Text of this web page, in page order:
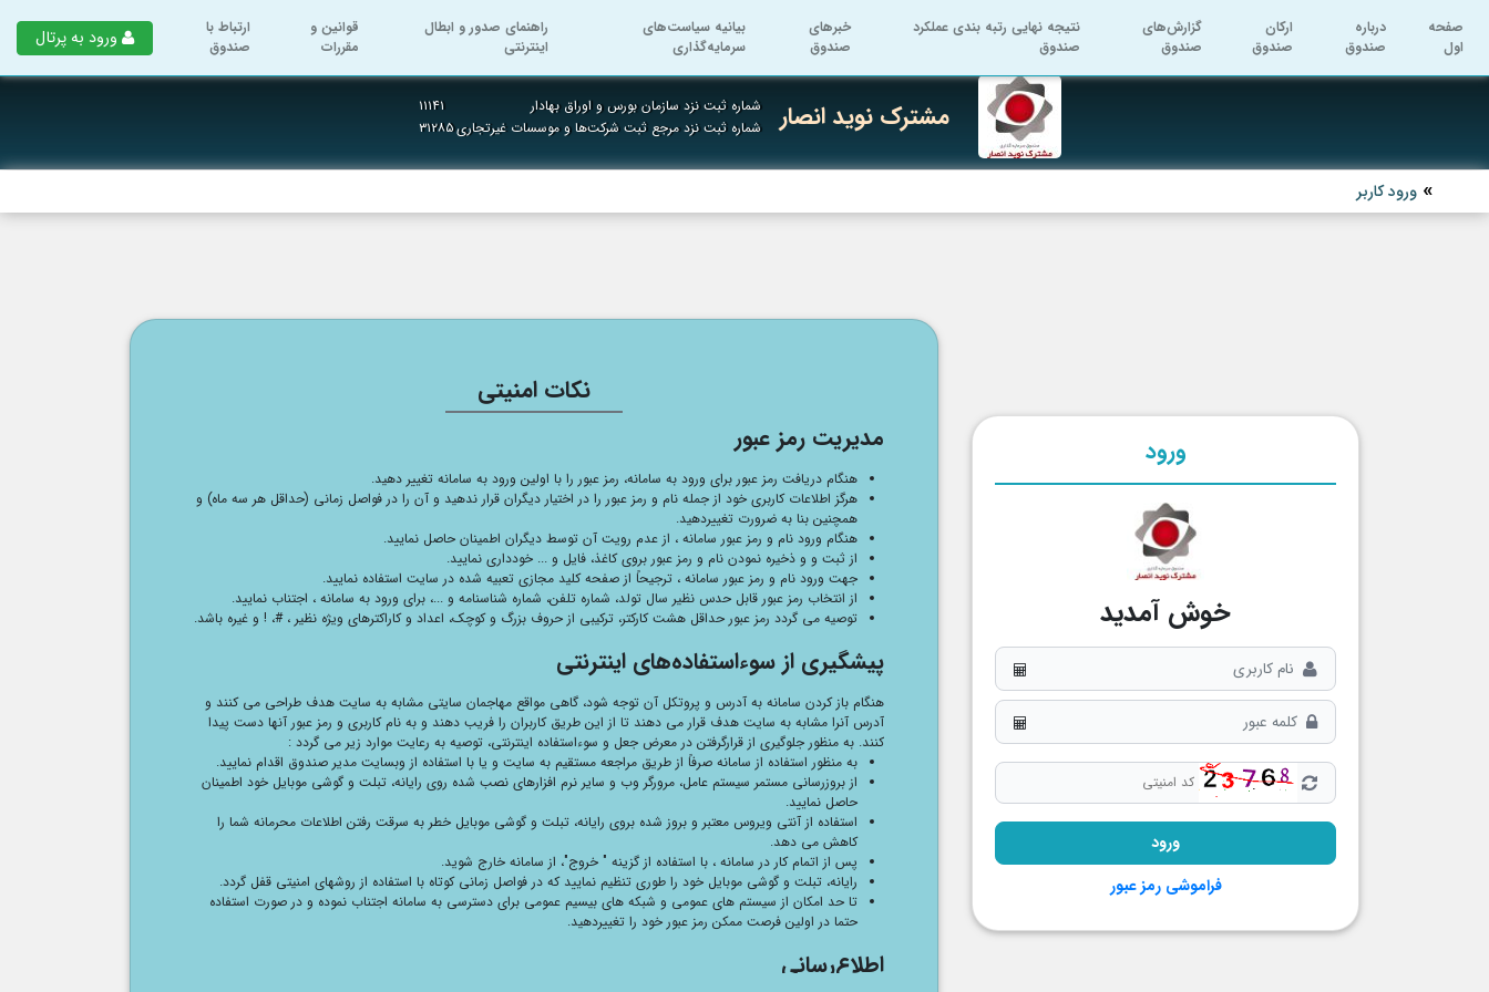
صفحه
اول
درباره
صندوق
ارکان
صندوق
گزارش‌های
صندوق
نتیجه نهایی رتبه بندی عملکرد
صندوق
خبرهای
صندوق
بیانیه سیاست‌های
سرمایه‌گذاری
راهنمای صدور و ابطال
اینترنتی
قوانین و
مقررات
ارتباط با
صندوق
ورود به پرتال
مشترک نوید انصار شماره ثبت نزد سازمان بورس و اوراق بهادار
۱۱۱۴۱
شماره ثبت نزد مرجع ثبت شرکت‌ها و موسسات غیرتجاری۳۱۲۸۵
ورود کاربر
ورود
خوش آمدید
فراموشی رمز عبور
نکات امنیتی
مدیریت رمز عبور
هنگام دریافت رمز عبور برای ورود به سامانه، رمز عبور را با اولین ورود به سامانه تغییر دهید.
هرگز اطلاعات کاربری خود از جمله نام و رمز عبور را در اختیار دیگران قرار ندهید و آن را در فواصل زمانی (حداقل هر سه ماه) و
همچنین بنا به ضرورت تغییردهید.
هنگام ورود نام و رمز عبور سامانه ، از عدم رویت آن توسط دیگران اطمینان حاصل نمایید.
از ثبت و و ذخیره نمودن نام و رمز عبور بروی کاغذ، فایل و ... خودداری نمایید.
جهت ورود نام و رمز عبور سامانه ، ترجیحاً از صفحه کلید مجازی تعبیه شده در سایت استفاده نمایید.
از انتخاب رمز عبور قابل حدس نظیر سال تولد، شماره تلفن، شماره شناسنامه و ...، برای ورود به سامانه ، اجتناب نمایید.
توصیه می گردد رمز عبور حداقل هشت کارکتر، ترکیبی از حروف بزرگ و کوچک، اعداد و کاراکترهای ویژه نظیر ، #، ! و غیره باشد.
پیشگیری از سوء‌استفاده‌های اینترنتی
هنگام باز کردن سامانه به آدرس و پروتکل آن توجه شود، گاهی مواقع مهاجمان سایتی مشابه به سایت هدف طراحی می کنند و
آدرس آنرا مشابه به سایت هدف قرار می دهند تا از این طریق کاربران را فریب دهند و به نام کاربری و رمز عبور آنها دست پیدا
کنند. به منظور جلوگیری از قرارگرفتن در معرض جعل و سوءاستفاده اینترنتی، توصیه به رعایت موارد زیر می گردد :
به منظور استفاده از سامانه صرفاً از طریق مراجعه مستقیم به سایت و یا با استفاده از وبسایت مدیر صندوق اقدام نمایید.
از بروزرسانی مستمر سیستم عامل، مرورگر وب و سایر نرم افزارهای نصب شده روی رایانه، تبلت و گوشی موبایل خود اطمینان
حاصل نمایید.
استفاده از آنتی ویروس معتبر و بروز شده بروی رایانه، تبلت و گوشی موبایل خطر به سرقت رفتن اطلاعات محرمانه شما را
کاهش می دهد.
پس از اتمام کار در سامانه ، با استفاده از گزینه " خروج"، از سامانه خارج شوید.
رایانه، تبلت و گوشی موبایل خود را طوری تنظیم نمایید که در فواصل زمانی کوتاه با استفاده از روشهای امنیتی قفل گردد.
تا حد امکان از سیستم های عمومی و شبکه های بیسیم عمومی برای دسترسی به سامانه اجتناب نموده و در صورت استفاده
حتما در اولین فرصت ممکن رمز عبور خود را تغییردهید.
اطلاع‌رسانی